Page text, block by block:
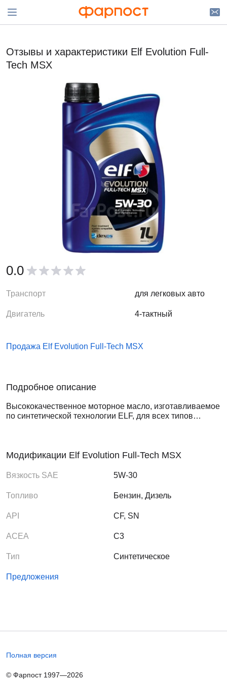
Отзывы и характеристики Elf Evolution Full-
Tech MSX
0.0
Транспорт для легковых авто
Двигатель 4-тактный
Продажа Elf Evolution Full-Tech MSX
Подробное описание
Высококачественное моторное масло, изготавливаемое
по синтетической технологии ELF, для всех типов
выхлопных газов.
Модификации Elf Evolution Full-Tech MSX
Вязкость SAE 5W-30
Топливо Бензин, Дизель
API CF, SN
ACEA C3
Тип Синтетическое
Предложения
Полная версия
© Фарпост 1997—2026